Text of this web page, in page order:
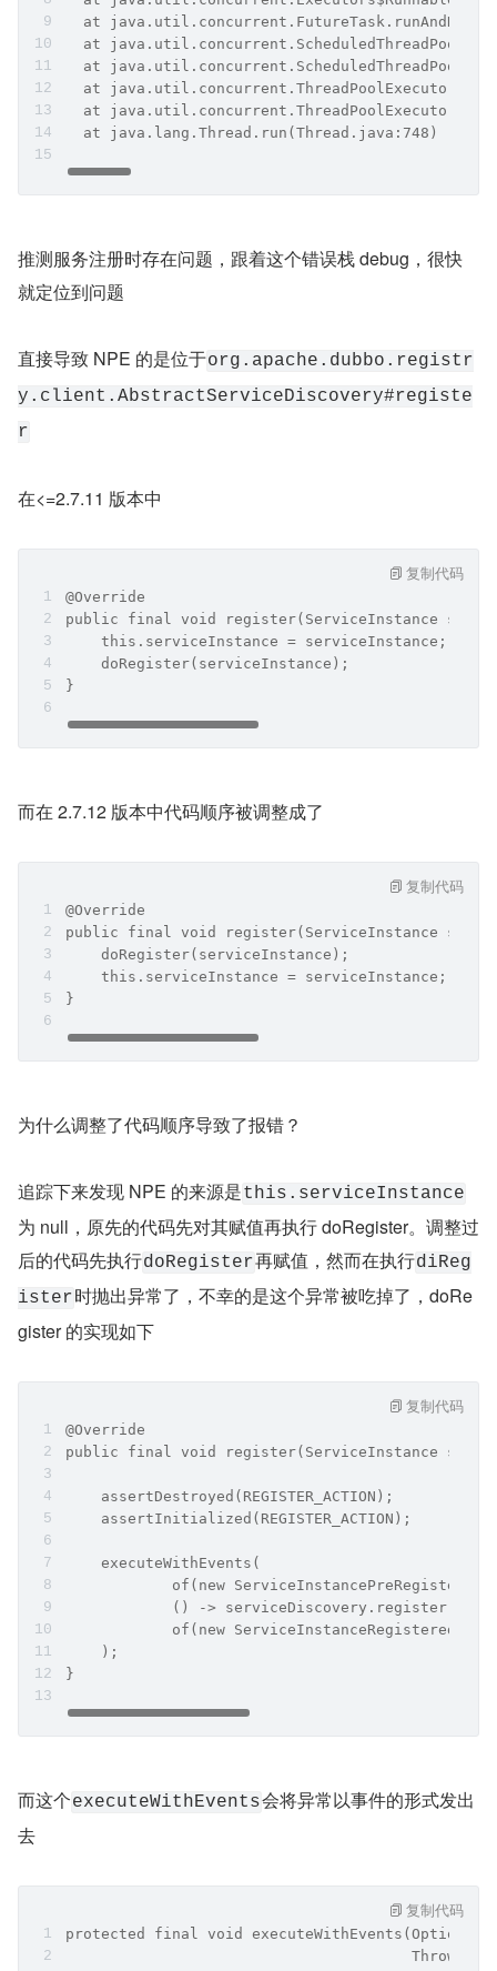
at
at
at
at
at
  at java.lang.Thread.run(Thread.java:748)
推测服务注册时存在问题，跟着这个错误栈 debug，很快
就定位到问题
直接导致 NPE 的是位于org.apache.dubbo.registr
y.client.AbstractServiceDiscovery#registe
r
在<=2.7.11 版本中
@Override
public final void register(ServiceInstance
    this.serviceInstance = serviceInstance;
    doRegister(serviceInstance);
}
复制代码
而在 2.7.12 版本中代码顺序被调整成了
@Override
public final void register(ServiceInstance
    doRegister(serviceInstance);
    this.serviceInstance = serviceInstance;
}
复制代码
为什么调整了代码顺序导致了报错？
追踪下来发现 NPE 的来源是this.serviceInstance
为 null，原先的代码先对其赋值再执行 doRegister。调整过
后的代码先执行doRegister再赋值，然而在执行diReg
ister时抛出异常了，不幸的是这个异常被吃掉了，doRe
gister 的实现如下
@Override
public final void register(ServiceInstance
    assertDestroyed(REGISTER_ACTION);
    assertInitialized(REGISTER_ACTION);
    executeWithEvents(
of(new
() ->
of(new
    );
}
复制代码
而这个executeWithEvents会将异常以事件的形式发出
去
protected final void
复制代码